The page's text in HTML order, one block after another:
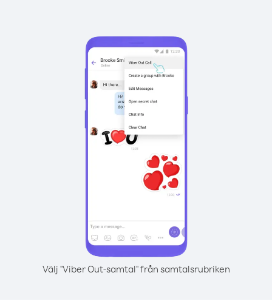
Välj "Viber Out-samtal" från samtalsrubriken